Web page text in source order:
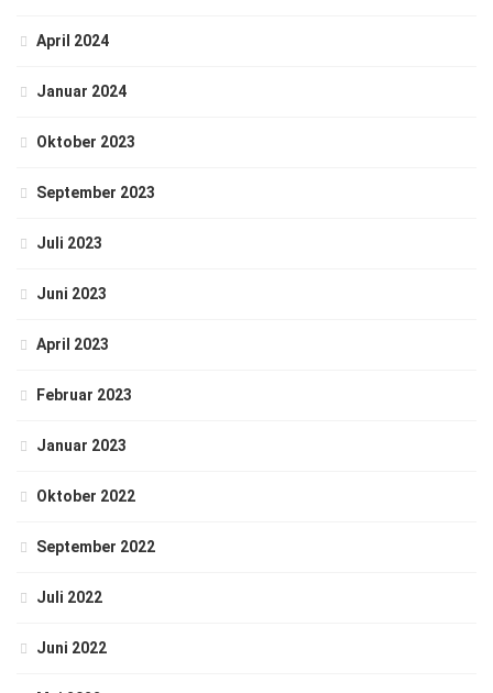
April 2024
Januar 2024
Oktober 2023
September 2023
Juli 2023
Juni 2023
April 2023
Februar 2023
Januar 2023
Oktober 2022
September 2022
Juli 2022
Juni 2022